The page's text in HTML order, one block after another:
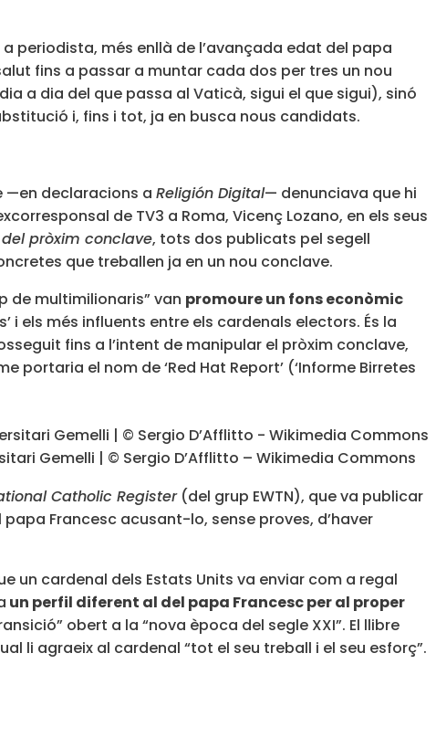
periodista, més enllà de l’avançada edat del papa
fins a passar a muntar cada dos per tres un nou
a dia del que passa al Vaticà, sigui el que sigui), sinó
i, fins i tot, ja en busca nous candidats.
—en declaracions a Religión Digital— denunciava que hi
de TV3 a Roma, Vicenç Lozano, en els seus
pròxim conclave, tots dos publicats pel segell
que treballen ja en un nou conclave.
de multimilionaris” van promoure un fons econòmic
i els més influents entre els cardenals electors. És la
fins a l’intent de manipular el pròxim conclave,
el nom de ‘Red Hat Report’ (‘Informe Birretes
Gemelli | © Sergio D’Afflitto – Wikimedia Commons
Catholic Register(del grup EWTN), que va publicar
Francesc acusant-lo, sense proves, d’haver
un cardenal dels Estats Units va enviar com a regal
un perfil diferent al del papa Francesc per al proper
obert a la “nova època del segle XXI”. El llibre
li agraeix al cardenal “tot el seu treball i el seu esforç”.